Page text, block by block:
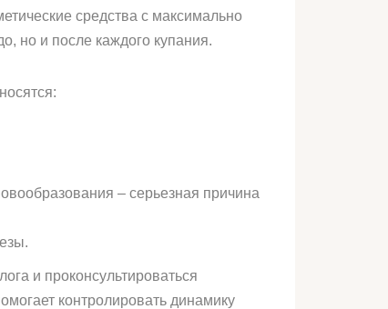
средства с максимально
но и после каждого купания.
– серьезная причина
и проконсультироваться
контролировать динамику